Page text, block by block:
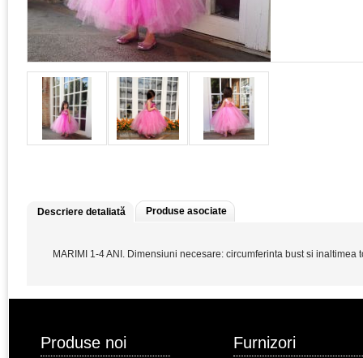
Descriere detaliată Produse asociate
MARIMI 1-4 ANI. Dimensiuni necesare: circumferinta bust si inaltimea
Produse noi Furnizori